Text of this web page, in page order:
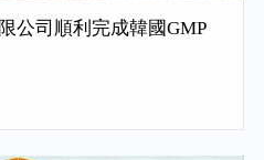
公司順利完成韓國GMP